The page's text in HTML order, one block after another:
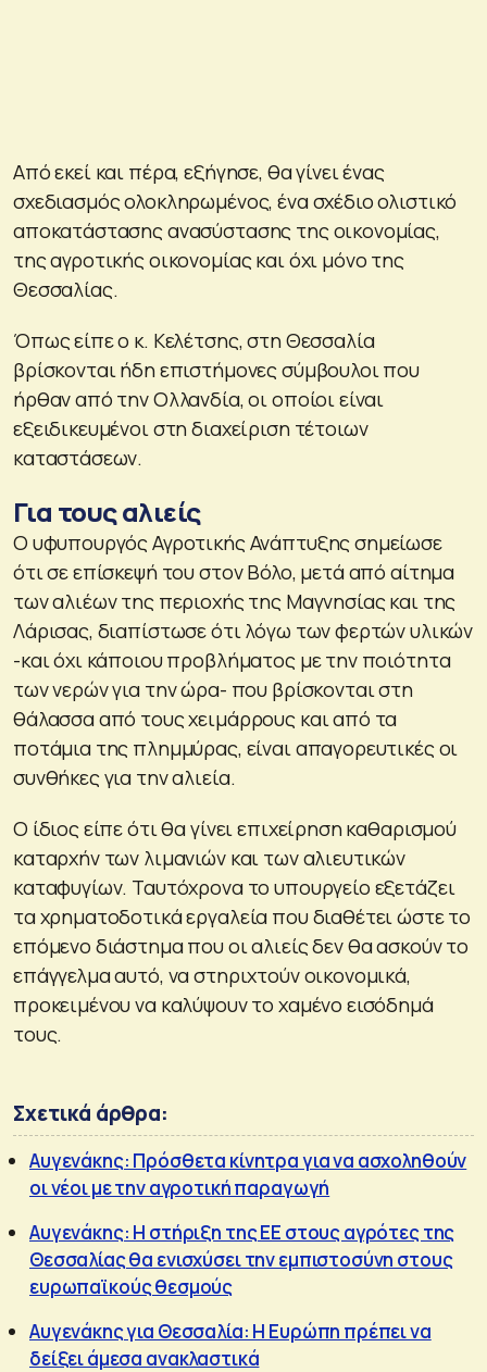
Από εκεί και πέρα, εξήγησε, θα γίνει ένας
σχεδιασμός ολοκληρωμένος, ένα σχέδιο ολιστικό
αποκατάστασης ανασύστασης της οικονομίας,
της αγροτικής οικονομίας και όχι μόνο της
Θεσσαλίας.
Όπως είπε ο κ. Κελέτσης, στη Θεσσαλία
βρίσκονται ήδη επιστήμονες σύμβουλοι που
ήρθαν από την Ολλανδία, οι οποίοι είναι
εξειδικευμένοι στη διαχείριση τέτοιων
καταστάσεων.
Για τους αλιείς
Ο υφυπουργός Αγροτικής Ανάπτυξης σημείωσε
ότι σε επίσκεψή του στον Βόλο, μετά από αίτημα
των αλιέων της περιοχής της Μαγνησίας και της
Λάρισας, διαπίστωσε ότι λόγω των φερτών υλικών
-και όχι κάποιου προβλήματος με την ποιότητα
των νερών για την ώρα- που βρίσκονται στη
θάλασσα από τους χειμάρρους και από τα
ποτάμια της πλημμύρας, είναι απαγορευτικές οι
συνθήκες για την αλιεία.
Ο ίδιος είπε ότι θα γίνει επιχείρηση καθαρισμού
καταρχήν των λιμανιών και των αλιευτικών
καταφυγίων. Ταυτόχρονα το υπουργείο εξετάζει
τα χρηματοδοτικά εργαλεία που διαθέτει ώστε το
επόμενο διάστημα που οι αλιείς δεν θα ασκούν το
επάγγελμα αυτό, να στηριχτούν οικονομικά,
προκειμένου να καλύψουν το χαμένο εισόδημά
τους.
Σχετικά άρθρα:
Αυγενάκης: Πρόσθετα κίνητρα για να ασχοληθούν
οι νέοι με την αγροτική παραγωγή
Αυγενάκης: Η στήριξη της ΕΕ στους αγρότες της
Θεσσαλίας θα ενισχύσει την εμπιστοσύνη στους
ευρωπαϊκούς θεσμούς
Αυγενάκης για Θεσσαλία: Η Ευρώπη πρέπει να
δείξει άμεσα ανακλαστικά